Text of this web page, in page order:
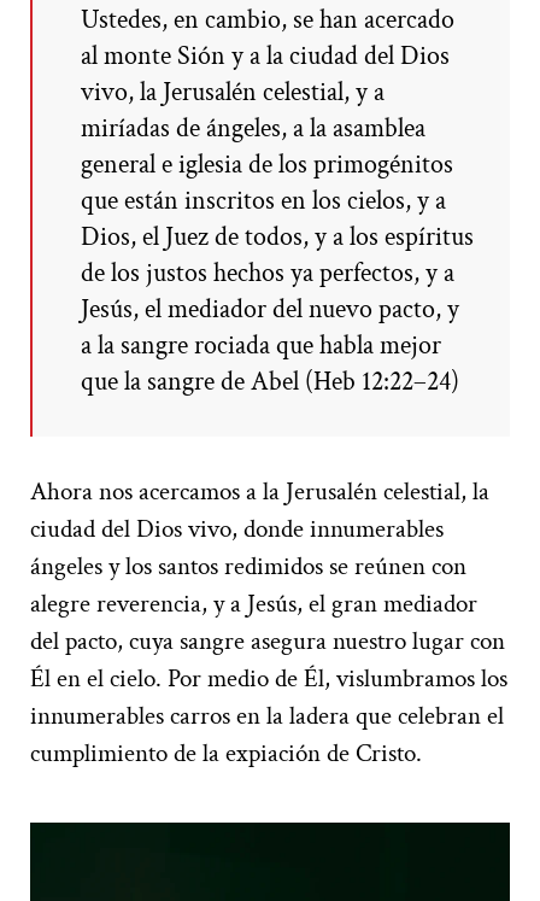
Ustedes, en cambio, se han acercado
al monte Sión y a la ciudad del Dios
vivo, la Jerusalén celestial, y a
miríadas de ángeles, a la asamblea
general e iglesia de los primogénitos
que están inscritos en los cielos, y a
Dios, el Juez de todos, y a los espíritus
de los justos hechos ya perfectos, y a
Jesús, el mediador del nuevo pacto, y
a la sangre rociada que habla mejor
que la sangre de Abel (Heb 12:22–24)
Ahora nos acercamos a la Jerusalén celestial, la
ciudad del Dios vivo, donde innumerables
ángeles y los santos redimidos se reúnen con
alegre reverencia, y a Jesús, el gran mediador
del pacto, cuya sangre asegura nuestro lugar con
Él en el cielo. Por medio de Él, vislumbramos los
innumerables carros en la ladera que celebran el
cumplimiento de la expiación de Cristo.